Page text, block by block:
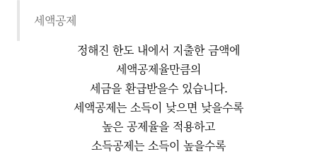
세액공제
정해진 한도 내에서 지출한 금액에
세액공제율만큼의
세금을 환급받을수 있습니다.
세액공제는 소득이 낮으면 낮을수록
높은 공제율을 적용하고
소득공제는 소득이 높을수록